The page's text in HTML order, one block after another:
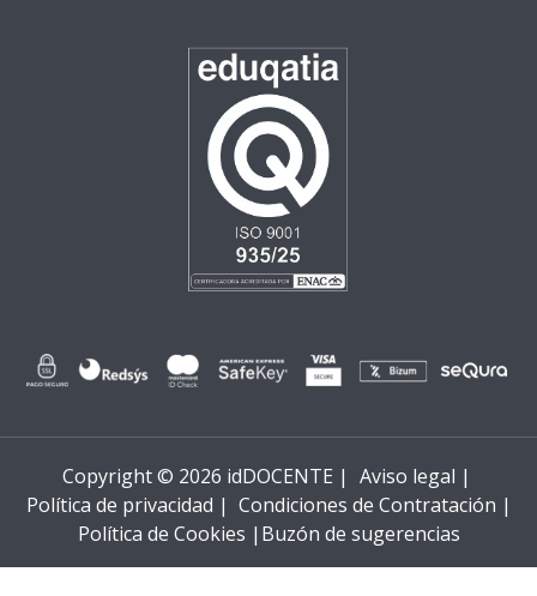
Copyright © 2026 idDOCENTE | Aviso legal |
Política de privacidad | Condiciones de Contratación |
Política de Cookies | Buzón de sugerencias